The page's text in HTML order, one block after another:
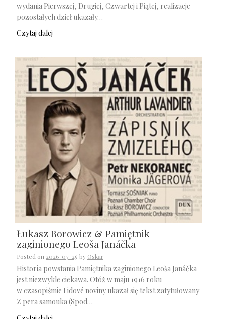
wydania Pierwszej, Drugiej, Czwartej i Piątej, realizacje
pozostałych dzieł ukazały…
Czytaj dalej
Łukasz Borowicz & Pamiętnik
zaginionego Leoša Janáčka
Posted on 2026-07-25 by Oskar
Historia powstania Pamiętnika zaginionego Leoša Janáčka
jest niezwykle ciekawa. Otóż w maju 1916 roku
w czasopiśmie Lidové noviny ukazał się tekst zatytułowany
Z pera samouka (Spod…